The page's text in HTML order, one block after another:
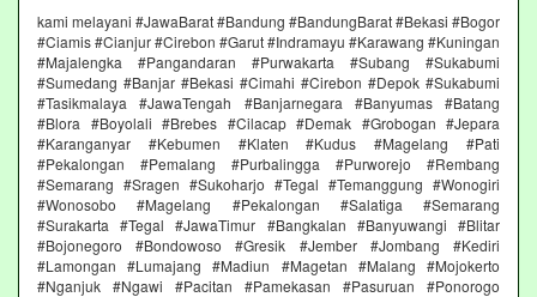
kami melayani #JawaBarat #Bandung #BandungBarat #Bekasi #Bogor
#Ciamis #Cianjur #Cirebon #Garut #Indramayu #Karawang #Kuningan
#Majalengka #Pangandaran #Purwakarta #Subang #Sukabumi
#Sumedang #Banjar #Bekasi #Cimahi #Cirebon #Depok #Sukabumi
#Tasikmalaya #JawaTengah #Banjarnegara #Banyumas #Batang
#Blora #Boyolali #Brebes #Cilacap #Demak #Grobogan #Jepara
#Karanganyar #Kebumen #Klaten #Kudus #Magelang #Pati
#Pekalongan #Pemalang #Purbalingga #Purworejo #Rembang
#Semarang #Sragen #Sukoharjo #Tegal #Temanggung #Wonogiri
#Wonosobo #Magelang #Pekalongan #Salatiga #Semarang
#Surakarta #Tegal #JawaTimur #Bangkalan #Banyuwangi #Blitar
#Bojonegoro #Bondowoso #Gresik #Jember #Jombang #Kediri
#Lamongan #Lumajang #Madiun #Magetan #Malang #Mojokerto
#Nganjuk #Ngawi #Pacitan #Pamekasan #Pasuruan #Ponorogo